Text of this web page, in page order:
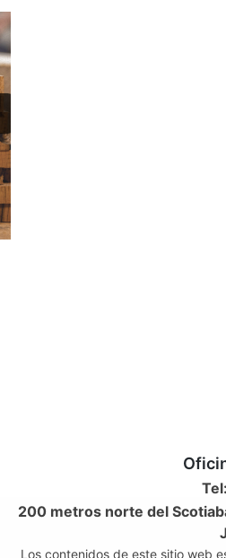
200 metros norte del
Los contenidos de este sitio web